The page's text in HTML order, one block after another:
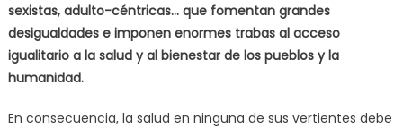
sexistas, adulto-céntricas… que fomentan grandes
desigualdades e imponen enormes trabas al acceso
igualitario a la salud y al bienestar de los pueblos y la
humanidad.
En consecuencia, la salud en ninguna de sus vertientes debe